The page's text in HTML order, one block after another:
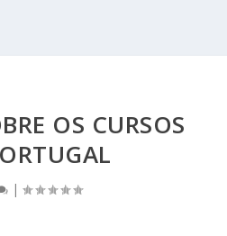
OS CURSOS
|